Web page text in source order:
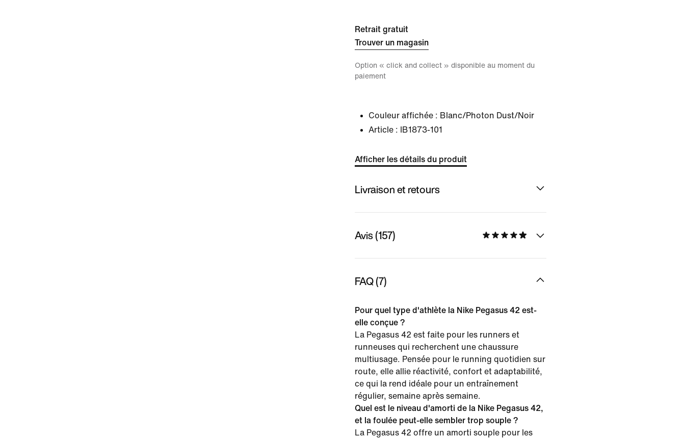
Retrait gratuit
Trouver un magasin
Option « click and collect » disponible au moment du
paiement
Couleur affichée : Blanc/Photon Dust/Noir
Article :
IB1873-101
Afficher les détails du produit
Livraison et retours
Avis (157)
FAQ (7)
Pour quel type d'athlète la Nike Pegasus 42 est-
elle conçue ?
La Pegasus 42 est faite pour les runners et
runneuses qui recherchent une chaussure
multiusage. Pensée pour le running quotidien sur
route, elle allie réactivité, confort et adaptabilité,
ce qui la rend idéale pour un entraînement
régulier, semaine après semaine.
Quel est le niveau d'amorti de la Nike Pegasus 42,
et la foulée peut-elle sembler trop souple ?
La Pegasus 42 offre un amorti souple pour les